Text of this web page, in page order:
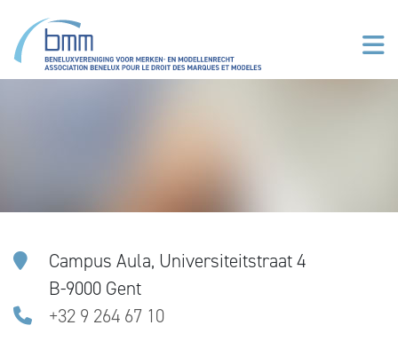
Campus Aula, Universiteitstraat 4
B-9000 Gent
+32 9 264 67 10